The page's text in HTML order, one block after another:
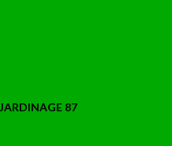
87